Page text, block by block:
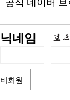
공식 네이버
닉네임
비회원